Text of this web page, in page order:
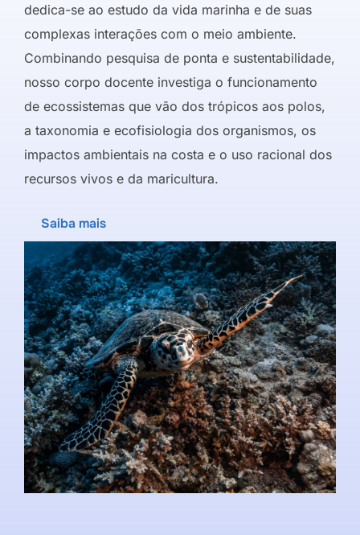
dedica-se ao estudo da vida marinha e de suas
complexas interações com o meio ambiente.
Combinando pesquisa de ponta e sustentabilidade,
nosso corpo docente investiga o funcionamento
de ecossistemas que vão dos trópicos aos polos,
a taxonomia e ecofisiologia dos organismos, os
impactos ambientais na costa e o uso racional dos
recursos vivos e da maricultura.
Saiba mais